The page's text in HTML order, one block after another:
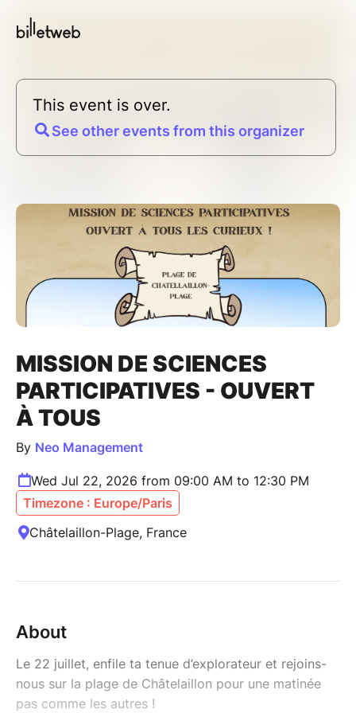
This event is over.
See other events from this organizer
MISSION DE SCIENCES
PARTICIPATIVES - OUVERT
À TOUS
By Neo Management
Wed Jul 22, 2026 from 09:00 AM to 12:30 PM
Timezone : Europe/Paris
Châtelaillon-Plage, France
About
Le 22 juillet, enfile ta tenue d’explorateur et rejoins-
nous sur la plage de Châtelaillon pour une matinée
pas comme les autres !